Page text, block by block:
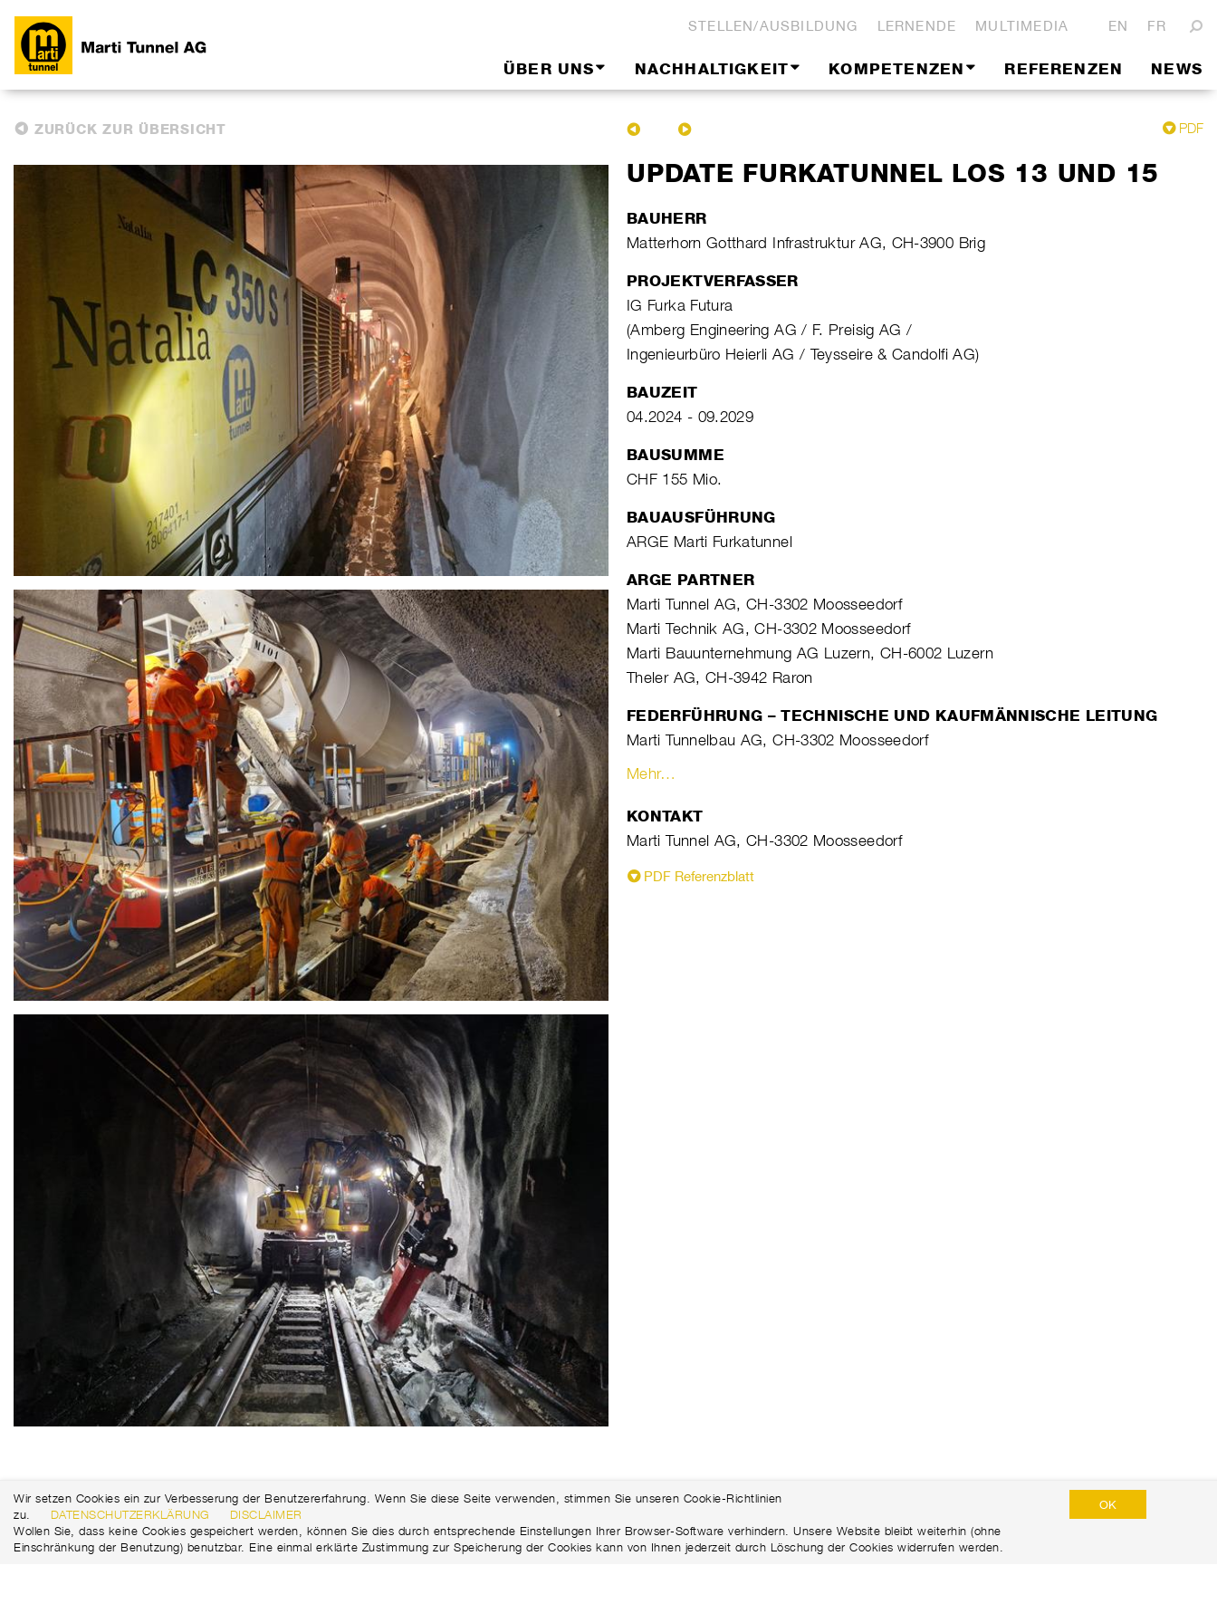
STELLEN/AUSBILDUNG LERNENDE MULTIMEDIA EN FR
ÜBER UNS NACHHALTIGKEIT KOMPETENZEN REFERENZEN NEWS
ZURÜCK ZUR ÜBERSICHT PDF
UPDATE FURKATUNNEL LOS 13 UND 15
BAUHERR
Matterhorn Gotthard Infrastruktur AG, CH-3900 Brig
PROJEKTVERFASSER
IG Furka Futura
(Amberg Engineering AG / F. Preisig AG /
Ingenieurbüro Heierli AG / Teysseire & Candolfi AG)
BAUZEIT
04.2024 - 09.2029
BAUSUMME
CHF 155 Mio.
BAUAUSFÜHRUNG
ARGE Marti Furkatunnel
ARGE PARTNER
Marti Tunnel AG, CH-3302 Moosseedorf
Marti Technik AG, CH-3302 Moosseedorf
Marti Bauunternehmung AG Luzern, CH-6002 Luzern
Theler AG, CH-3942 Raron
FEDERFÜHRUNG – TECHNISCHE UND KAUFMÄNNISCHE LEITUNG
Marti Tunnelbau AG, CH-3302 Moosseedorf
Mehr…
KONTAKT
Marti Tunnel AG, CH-3302 Moosseedorf
PDF Referenzblatt
Wir setzen Cookies ein zur Verbesserung der Benutzererfahrung. Wenn Sie diese Seite verwenden, stimmen Sie unseren Cookie-Richtlinien
zu.
DATENSCHUTZERKLÄRUNG
DISCLAIMER
Wollen Sie, dass keine Cookies gespeichert werden, können Sie dies durch entsprechende Einstellungen Ihrer Browser-Software verhindern. Unsere Website bleibt weiterhin (ohne
Einschränkung der Benutzung) benutzbar. Eine einmal erklärte Zustimmung zur Speicherung der Cookies kann von Ihnen jederzeit durch Löschung der Cookies widerrufen werden.
OK